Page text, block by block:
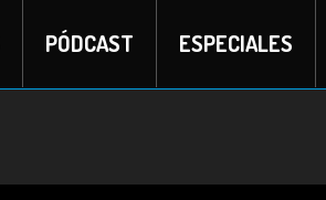
PÓDCAST ESPECIALES